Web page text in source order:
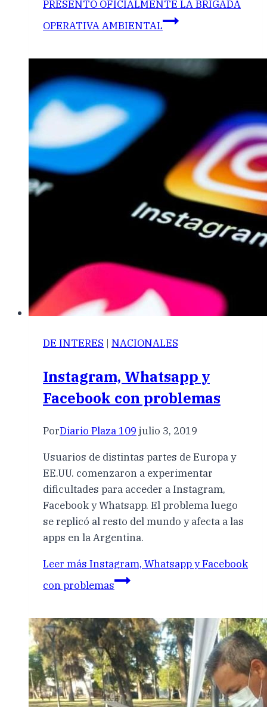
PRESENTÓ OFICIALMENTE LA BRIGADA
OPERATIVA AMBIENTAL
DE INTERES | NACIONALES
Instagram, Whatsapp y
Facebook con problemas
PorDiario Plaza 109 julio 3, 2019
Usuarios de distintas partes de Europa y
EE.UU. comenzaron a experimentar
dificultades para acceder a Instagram,
Facebook y Whatsapp. El problema luego
se replicó al resto del mundo y afecta a las
apps en la Argentina.
Leer más Instagram, Whatsapp y Facebook
con problemas